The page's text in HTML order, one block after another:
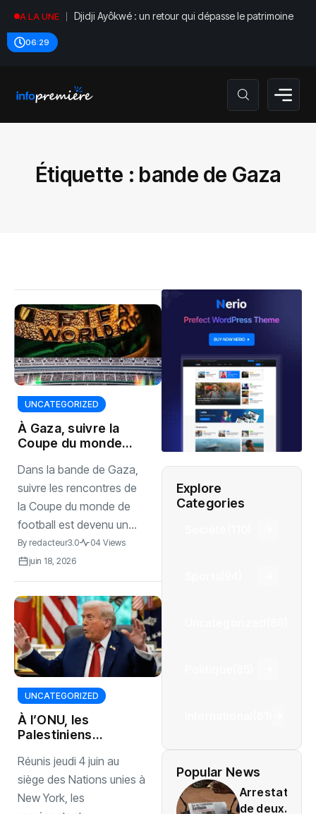
A LA UNE Djidji Ayôkwé : un retour qui dépasse le patrimoine
06:29
Étiquette : bande de Gaza
UNCATEGORIZED
À Gaza, suivre la
Coupe du monde
d’un défi
Dans la bande de Gaza,
suivre les rencontres de
la Coupe du monde de
football est devenu un...
By redacteur3.0
04 Views
juin 18, 2026
UNCATEGORIZED
À l’ONU, les
Palestiniens
Donald Trump
pour stopper
l’annexion
israélienne
Réunis jeudi 4 juin au
siège des Nations unies à
New York, les
Explore
Categories
Popular News
Arrestation
de deux